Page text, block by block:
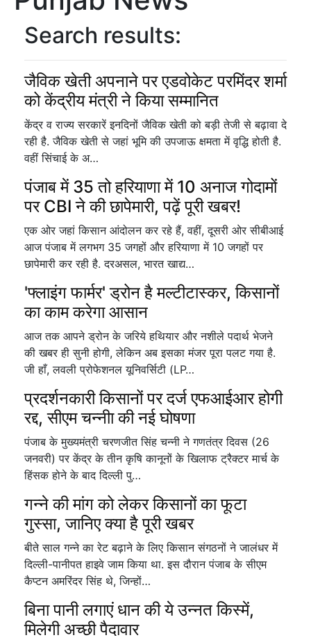
Search results:
जैविक खेती अपनाने पर एडवोकेट परमिंदर शर्मा
को केंद्रीय मंत्री ने किया सम्मानित
केंद्र व राज्य सरकारें इनदिनों जैविक खेती को बड़ी तेजी से बढ़ावा दे
रही है. जैविक खेती से जहां भूमि की उपजाऊ क्षमता में वृद्धि होती है.
वहीं सिंचाई के अ…
पंजाब में 35 तो हरियाणा में 10 अनाज गोदामों
पर CBI ने की छापेमारी, पढ़ें पूरी खबर!
एक ओर जहां किसान आंदोलन कर रहे हैं, वहीं, दूसरी ओर सीबीआई
आज पंजाब में लगभग 35 जगहों और हरियाणा में 10 जगहों पर
छापेमारी कर रही है. दरअसल, भारत खाद्य…
'फ्लाइंग फार्मर' ड्रोन है मल्टीटास्कर, किसानों
का काम करेगा आसान
आज तक आपने ड्रोन के जरिये हथियार और नशीले पदार्थ भेजने
की खबर ही सुनी होगी, लेकिन अब इसका मंजर पूरा पलट गया है.
जी हाँ, लवली प्रोफेशनल यूनिवर्सिटी (LP…
प्रदर्शनकारी किसानों पर दर्ज एफआईआर होगी
रद्द, सीएम चन्नीा की नई घोषणा
पंजाब के मुख्यमंत्री चरणजीत सिंह चन्नी ने गणतंत्र दिवस (26
जनवरी) पर केंद्र के तीन कृषि कानूनों के खिलाफ ट्रैक्टर मार्च के
हिंसक होने के बाद दिल्ली पु…
गन्ने की मांग को लेकर किसानों का फूटा
गुस्सा, जानिए क्या है पूरी खबर
बीते साल गन्ने का रेट बढ़ाने के लिए किसान संगठनों ने जालंधर में
दिल्ली-पानीपत हाइवे जाम किया था. इस दौरान पंजाब के सीएम
कैप्टन अमरिंदर सिंह थे, जिन्हों…
बिना पानी लगाएं धान की ये उन्नत किस्में,
मिलेगी अच्छी पैदावार